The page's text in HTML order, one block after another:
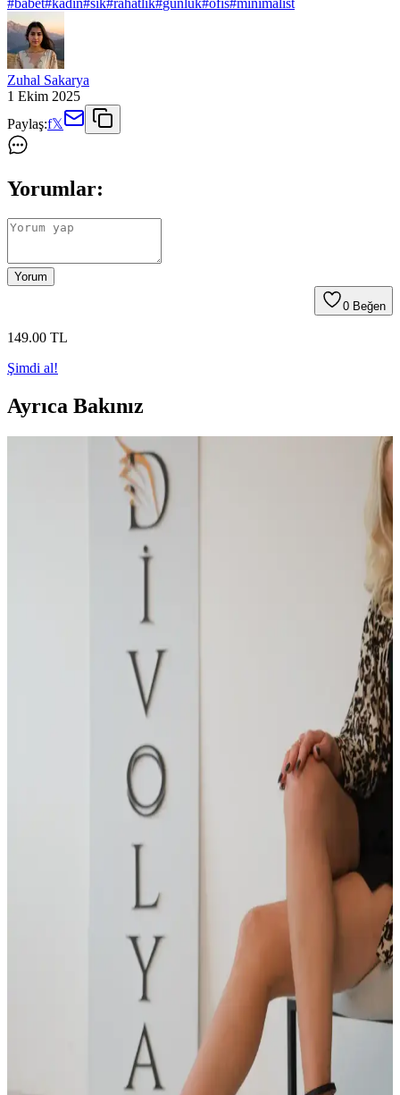
Zuhal Sakarya
1 Ekim 2025
Paylaş:f𝕏
Yorumlar:
Yorum
0 Beğen
149.00 TL
Şimdi al!
Ayrıca Bakınız
Nstil Günlük Kadın Babet: Şıklık ve Konfor Sunan
Hafif ve Dayanıklı Tasarım
Nstil Günlük Kadın Babet, şık tasarımı ve ortopedik tabanı ile gün
boyu konfor sağlar. Hafif, dayanıklı ve kolay temizlenebilir
özellikleriyle günlük kullanım için uygun bir seçenektir.
Beyond markasının gri balerin babet modeli, şık tasarımı ve konforlu
yapısıyla günlük ve özel kullanımlar için uygun, dayanıklı ve
Marjin Velona Siyah Kadın Babeti Şıklık ve
Konforu Bir Arada Sunar
Velona modeli, şık tasarımı ve rahat kullanımıyla günlük stilinizi
tamamlar. Siyah renk, süet malzeme ve detaylar sayesinde her
kıyafetle uyum sağlar, uzun süreli konfor sunar.
Capone Outfitters Hana Trend Siyah Kadın Babet:
Şıklık ve Konforun Birleşimi
Capone Outfitters Hana Trend Siyah Kadın Babet, şık tasarımı ve
rahatlığıyla günlük kullanım için ideal, dayanıklı suni deri malzeme
ve feminen detaylar sunar.
Deripabuc Hakiki Deri Mavi Kadın Babetleri Şıklık
ve Konforu Bir Arada Sunar
Deripabuc'un hakiki deri mavi kadın babetleri, şıklık ve konforu bir
arada sunar. Günlük kullanım için ideal, dayanıklı ve rahat
tasarımıyla her sezona uygun şık ayakkabılar.
LAMİNTA Sista Bej Tüvid Kadın Babet: Şıklık ve
Konforu Bir Arada Sunan Modern Tasarım